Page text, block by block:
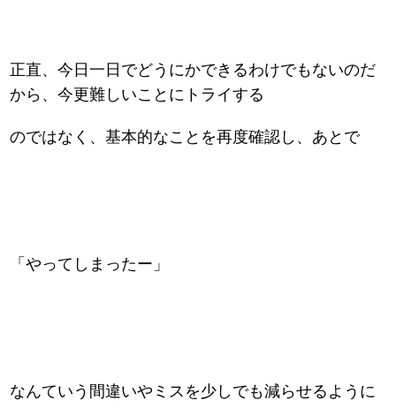
正直、今日一日でどうにかできるわけでもないのだ
から、今更難しいことにトライする
のではなく、基本的なことを再度確認し、あとで
「やってしまったー」
なんていう間違いやミスを少しでも減らせるように